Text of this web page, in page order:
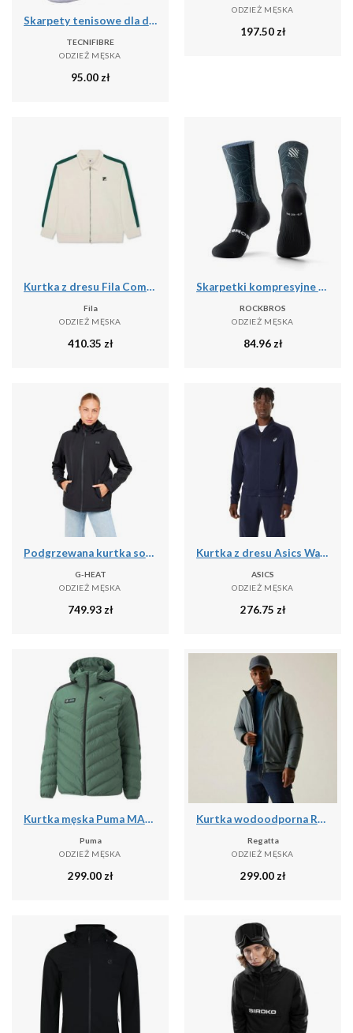
Skarpety tenisowe dla dorosłych 3pak Tecnifibre High Cut Classic Socks 3P
TECNIFIBRE
ODZIEŻ MĘSKA
95.00 zł
ODZIEŻ MĘSKA
197.50 zł
Kurtka z dresu Fila Como Relaxed
Fila
ODZIEŻ MĘSKA
410.35 zł
Skarpetki kompresyjne do jazdy na rowerze antybakteryjne oddychające
ROCKBROS
ODZIEŻ MĘSKA
84.96 zł
Podgrzewana kurtka softshell
G-HEAT
ODZIEŻ MĘSKA
749.93 zł
Kurtka z dresu Asics Warm-Up
ASICS
ODZIEŻ MĘSKA
276.75 zł
Kurtka męska Puma MAPF1 MT7 ECOLITE DOWN
Puma
ODZIEŻ MĘSKA
299.00 zł
Kurtka wodoodporna Regatta Winsar
Regatta
ODZIEŻ MĘSKA
299.00 zł